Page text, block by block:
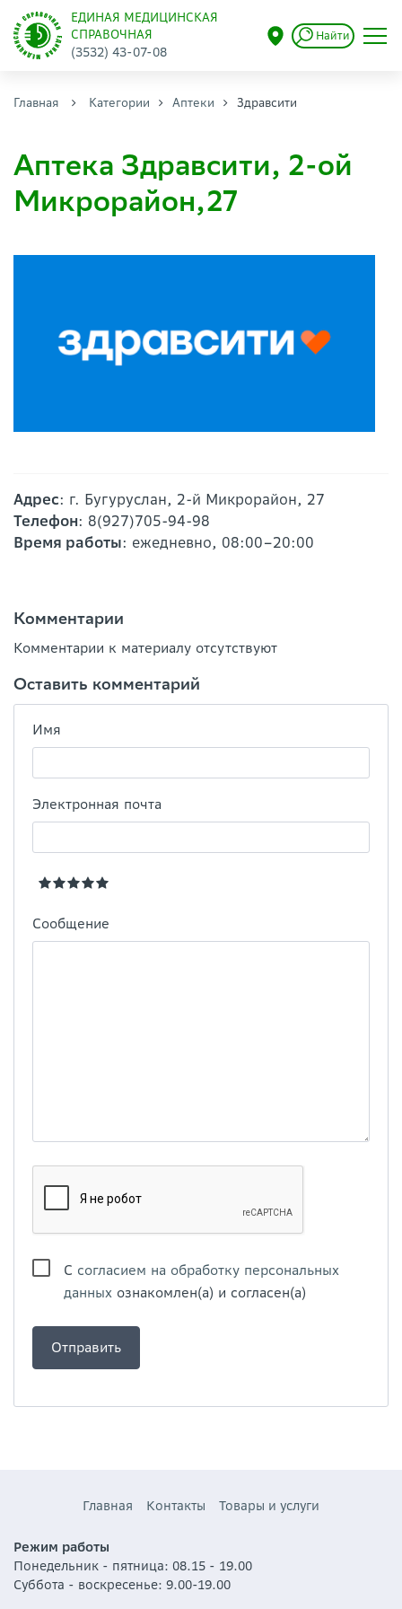
ЕДИНАЯ МЕДИЦИНСКАЯ
СПРАВОЧНАЯ
(3532) 43-07-08
Найти
Главная Категории Аптеки Здравсити
Аптека Здравсити, 2-ой
Микрорайон,27
Адрес: г. Бугуруслан, 2-й Микрорайон, 27
Телефон: 8(927)705-94-98
Время работы: ежедневно, 08:00–20:00
Комментарии
Комментарии к материалу отсутствуют
Оставить комментарий
Имя
Электронная почта
Сообщение
С согласием на обработку персональных
данных ознакомлен(а) и согласен(а)
Главная Контакты Товары и услуги
Режим работы
Понедельник - пятница: 08.15 - 19.00
Суббота - воскресенье: 9.00-19.00